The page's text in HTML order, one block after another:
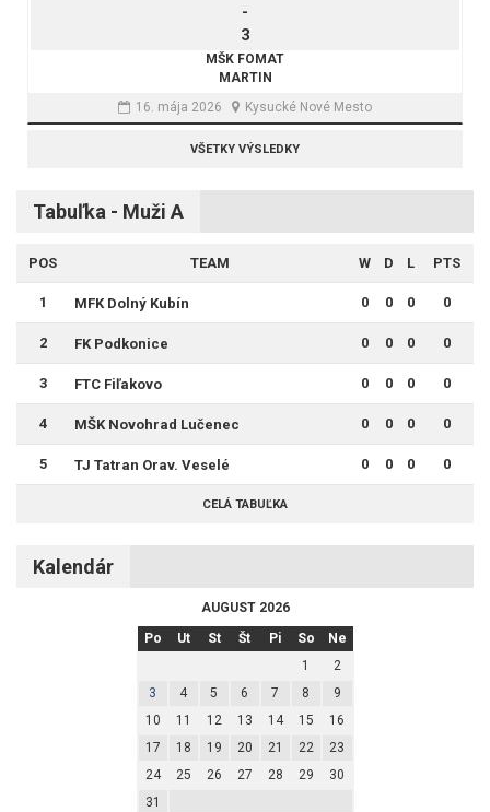
-
3
MŠK FOMAT
MARTIN
16. mája 2026
Kysucké Nové Mesto
VŠETKY VÝSLEDKY
Tabuľka - Muži A
POS TEAM W D L PTS
1 MFK Dolný Kubín 0 0 0 0
2 FK Podkonice 0 0 0 0
3 FTC Fiľakovo 0 0 0 0
4 MŠK Novohrad Lučenec 0 0 0 0
5 TJ Tatran Orav. Veselé 0 0 0 0
CELÁ TABUĽKA
Kalendár
AUGUST 2026
Po
Ut St Št Pi So
Ne
1
2
3
4 5 6 7 8
9
10
11 12 13 14 15
16
17
18 19 20 21 22
23
24
25 26 27 28 29
30
31